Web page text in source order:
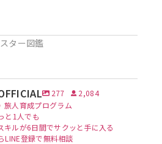
ター図鑑
277
2,084
旅人育成プログラム
と1人でも
キルが6日間でサクッと手に入る
LINE登録で無料相談